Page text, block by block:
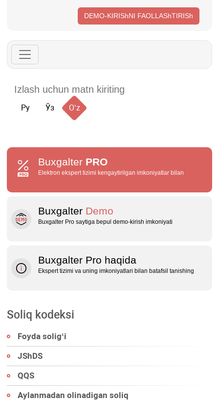
DEMO-KIRIShNI FAOLLAShTIRISh
Ру Ўз Oʻz
Buxgalter PRO
Elektron ekspert tizimi kengaytirilgan imkoniyatlar bilan
Buxgalter Demo
Buxgalter Pro saytiga bepul demo‑kirish imkoniyati
Buxgalter Pro haqida
Ekspert tizimi va uning imkoniyatlari bilan batafsil tanishing
Soliq kodeksi
Foyda soligʻi
JShDS
QQS
Aylanmadan olinadigan soliq